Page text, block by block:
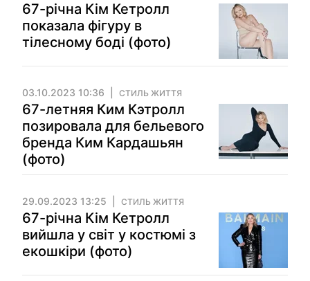
67-річна Кім Кетролл
показала фігуру в
тілесному боді (фото)
03.10.2023 10:36 СТИЛЬ ЖИТТЯ
67-летняя Ким Кэтролл
позировала для бельевого
бренда Ким Кардашьян
(фото)
29.09.2023 13:25 СТИЛЬ ЖИТТЯ
67-річна Кім Кетролл
вийшла у світ у костюмі з
екошкіри (фото)